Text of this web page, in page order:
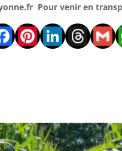
Pour venir en
Pinterest
LinkedIn